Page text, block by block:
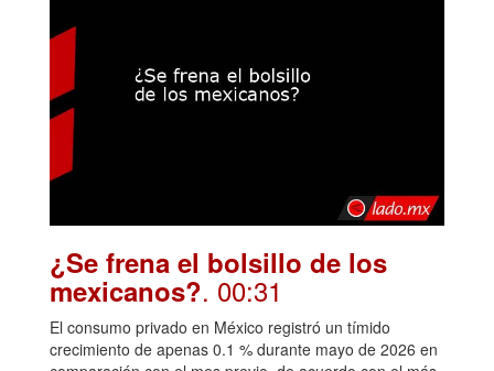
¿Se frena el bolsillo de los
mexicanos?. 00:31
El consumo privado en México registró un tímido
crecimiento de apenas 0.1 % durante mayo de 2026 en